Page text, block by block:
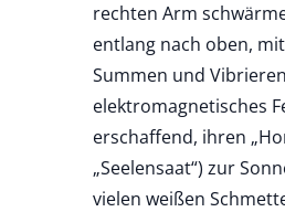
rechten Arm
entlang nach oben,
Summen und
elektromagnetisches
erschaffend, ihren
„Seelensaat“) zur
vielen weißen